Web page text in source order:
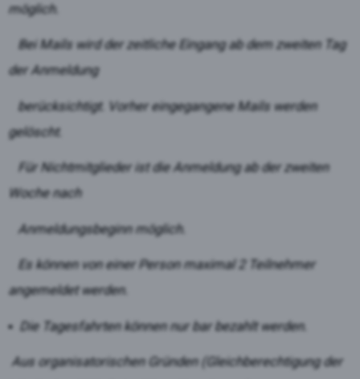
möglich.
Bei Mails wird der zeitliche Eingang ab dem zweiten Tag
der Anmeldung
berücksichtigt. Vorher eingegangene Mails werden
gelöscht.
Für Nichtmitglieder ist die Anmeldung ab der zweiten
Woche nach
Anmeldungsbeginn möglich.
Es können von einer Person maximal 2 Teilnehmer
angemeldet werden.
▪ Die Tagesfahrten können nur bar bezahlt werden.
Aus organisatorischen Gründen (Gleichberechtigung der